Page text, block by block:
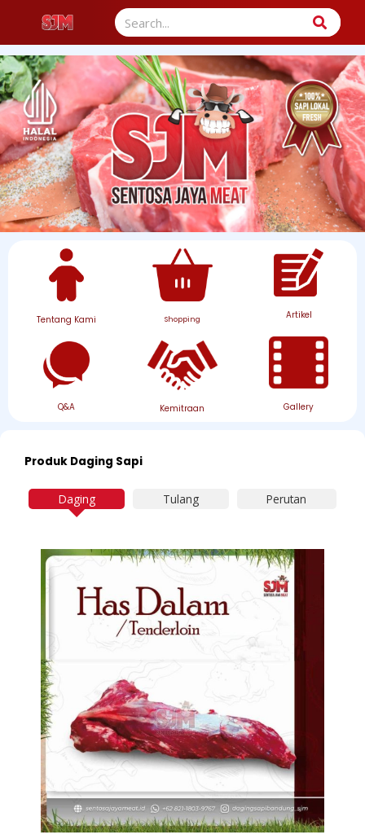
Search
Tentang Kami
Q&A
Shopping
Kemitraan
Artikel
Gallery
Produk Daging Sapi
Daging Tulang Perutan